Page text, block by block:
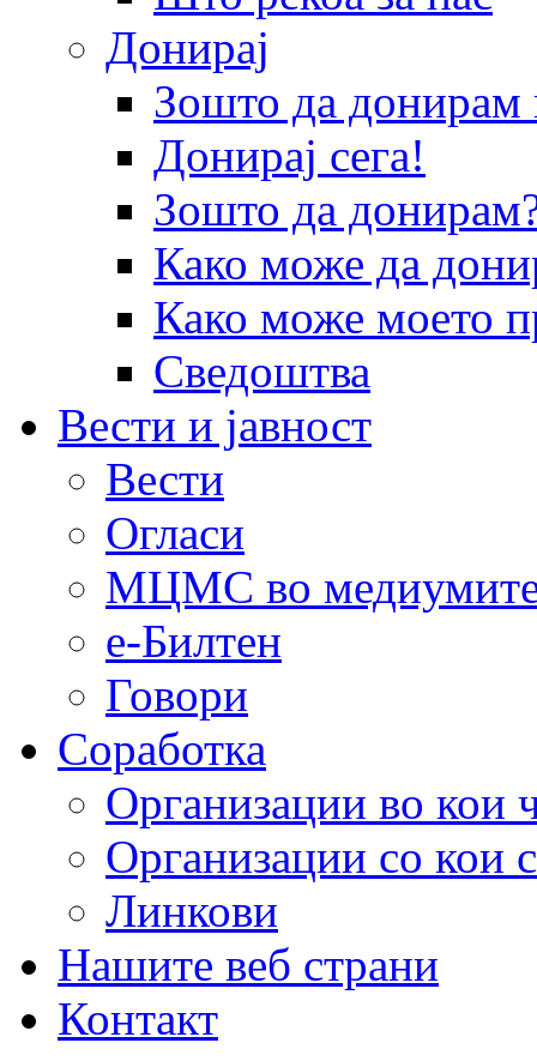
Донирај
Зошто да
Донирај сега!
Зошто да
Како може да
Како може моето
Сведоштва
Вести и јавност
Вести
Огласи
МЦМС во
е-Билтен
Говори
Соработка
Организации во кои
Организации со кои
Линкови
Нашите веб страни
Контакт